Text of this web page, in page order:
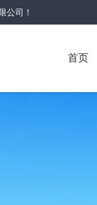
公司 ！
首页